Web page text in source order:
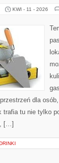
KWI - 11 - 2026
dla
trafia tu nie tylko
[…]